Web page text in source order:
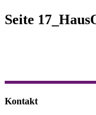
Seite
Kontakt